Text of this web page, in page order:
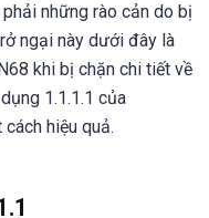
những rào cản do bị
ngại này dưới đây là
khi bị chặn chi tiết về
1.1.1.1 của
hiệu quả.